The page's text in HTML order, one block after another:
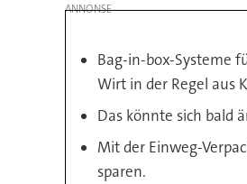
Bag-in-box-Systeme
Wirt in der Regel aus
Das könnte sich bald
Mit der Einweg-
sparen.